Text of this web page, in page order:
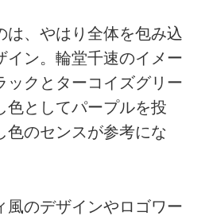
は、やはり全体を包み込
イン。輪堂千速のイメー
ックとターコイズグリー
色としてパープルを投
色のセンスが参考にな
風のデザインやロゴワー